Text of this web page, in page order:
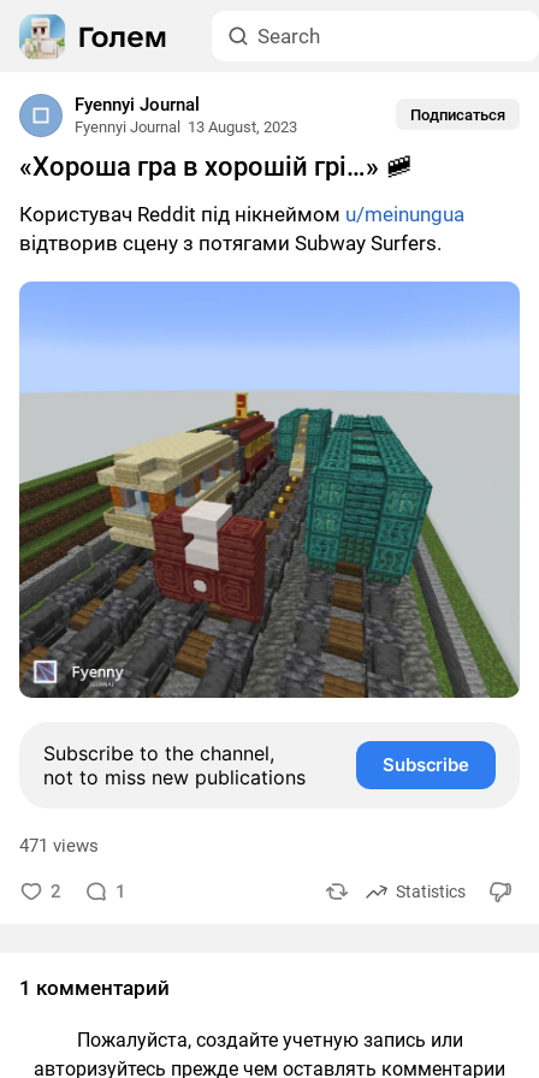
Fyennyi Journal
Fyennyi Journal 13 August, 2023
Подписаться
«Хороша гра в хорошій грі…» 🚞
Користувач Reddit під нікнеймом u/meinungua
відтворив сцену з потягами Subway Surfers.
Subscribe to the channel,
not to miss new publications
Subscribe
471 views
2 1 Statistics
1 комментарий
Пожалуйста, создайте учетную запись или
авторизуйтесь прежде чем оставлять комментарии